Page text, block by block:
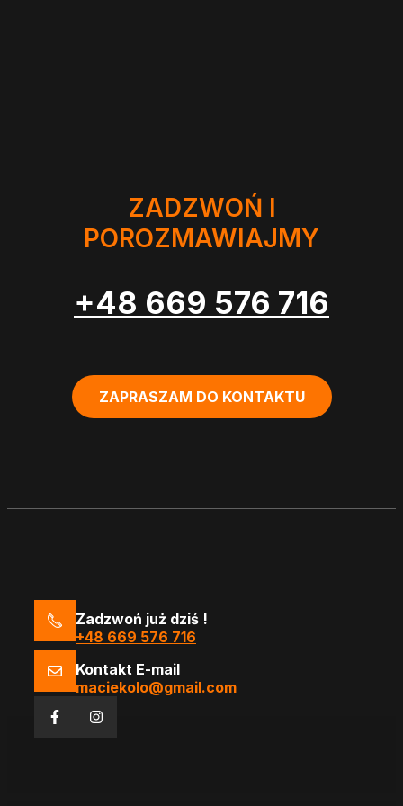
ZADZWOŃ I
POROZMAWIAJMY
+48 669 576 716
ZAPRASZAM DO KONTAKTU
Zadzwoń już dziś !
+48 669 576 716
Kontakt E-mail
maciekolo@gmail.com